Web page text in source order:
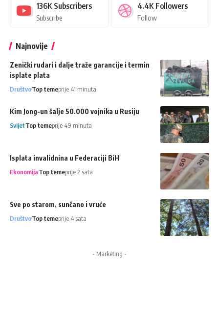
136K Subscribers
Subscribe
4.4K Followers
Follow
Najnovije
Zenički rudari i dalje traže garancije i termin
isplate plata
DruštvoTop temeprije 41 minuta
Kim Jong-un šalje 50.000 vojnika u Rusiju
SvijetTop temeprije 49 minuta
Isplata invalidnina u Federaciji BiH
EkonomijaTop temeprije 2 sata
Sve po starom, sunčano i vruće
DruštvoTop temeprije 4 sata
- Marketing -